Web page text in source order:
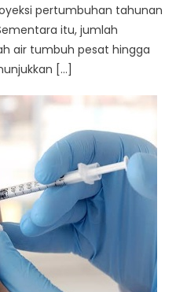
pertumbuhan tahunan
itu, jumlah
air tumbuh pesat hingga
[…]